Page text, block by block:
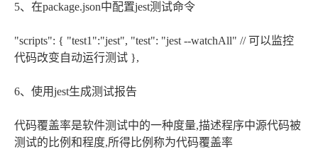
5、在package.json中配置jest测试命令
"scripts": { "test1":"jest", "test": "jest --watchAll" // 可以监控
代码改变自动运行测试 },
6、使用jest生成测试报告
代码覆盖率是软件测试中的一种度量,描述程序中源代码被
测试的比例和程度,所得比例称为代码覆盖率